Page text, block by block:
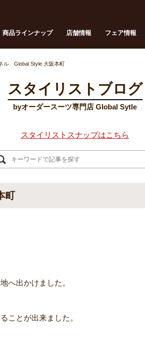
商品ラインナップ 店舗情報 フェア情報
ル Global Style 大阪本町
スタイリストブログ
byオーダースーツ専門店 Global Sytle
スタイリストスナップはこちら
町
へ出かけました。
ことが出来ました。